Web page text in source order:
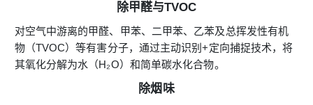
除甲醛与TVOC
对空气中游离的甲醛、甲苯、二甲苯、乙苯及总挥发性有机
物（TVOC）等有害分子，通过主动识别+定向捕捉技术，将
其氧化分解为水（H₂O）和简单碳水化合物。
除烟味